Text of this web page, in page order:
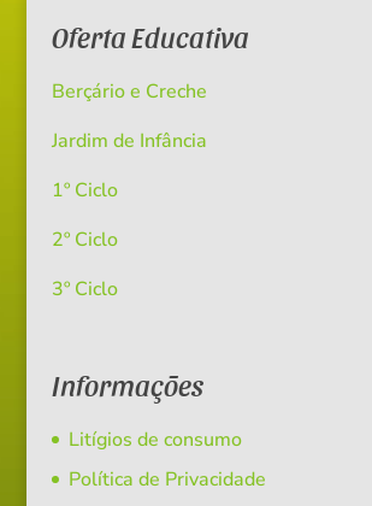
Oferta Educativa
Berçário e Creche
Jardim de Infância
1º Ciclo
2º Ciclo
3º Ciclo
Informações
Litígios de consumo
Política de Privacidade